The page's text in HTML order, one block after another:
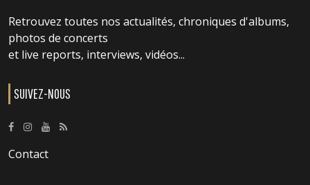
Retrouvez toutes nos actualités, chroniques d'albums,
photos de concerts
et live reports, interviews, vidéos...
SUIVEZ-NOUS
Contact